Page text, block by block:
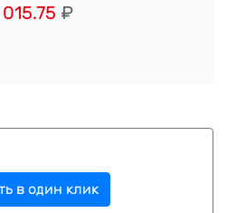
₽
в один клик